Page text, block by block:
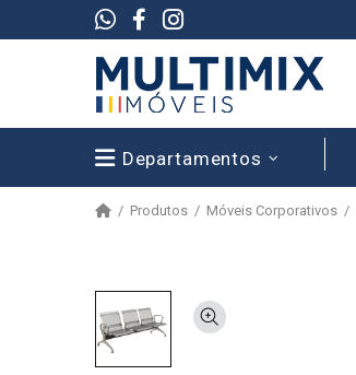
Departamentos
Produtos Móveis Corporativos